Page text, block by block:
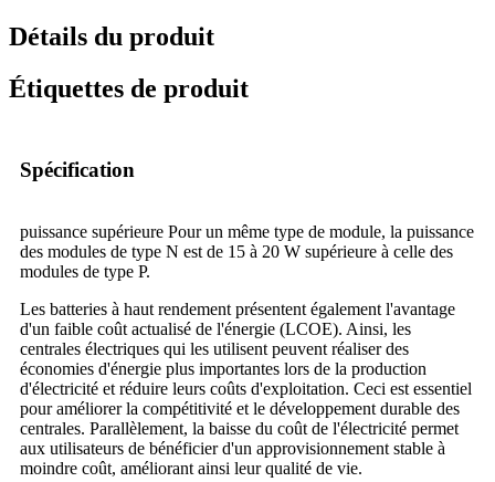
Détails du produit
Étiquettes de produit
Spécification
puissance supérieure Pour un même type de module, la puissance
des modules de type N est de 15 à 20 W supérieure à celle des
modules de type P.
Les batteries à haut rendement présentent également l'avantage
d'un faible coût actualisé de l'énergie (LCOE). Ainsi, les
centrales électriques qui les utilisent peuvent réaliser des
économies d'énergie plus importantes lors de la production
d'électricité et réduire leurs coûts d'exploitation. Ceci est essentiel
pour améliorer la compétitivité et le développement durable des
centrales. Parallèlement, la baisse du coût de l'électricité permet
aux utilisateurs de bénéficier d'un approvisionnement stable à
moindre coût, améliorant ainsi leur qualité de vie.